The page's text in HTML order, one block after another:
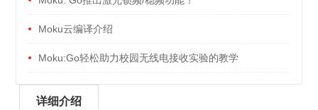
Moku云编译介绍
Moku:Go轻松助力校园无线电接收实验的教学
详细介绍